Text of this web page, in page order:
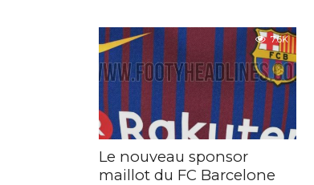
7.6K
Le nouveau sponsor
maillot du FC Barcelone